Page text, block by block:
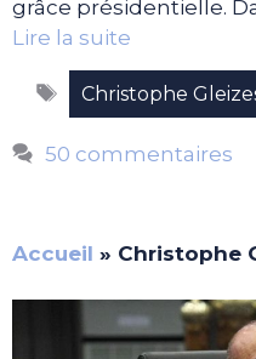
grâce présidentielle.
Lire la suite
Étiquettes
Christophe
50 commentaires
Accueil » Christophe